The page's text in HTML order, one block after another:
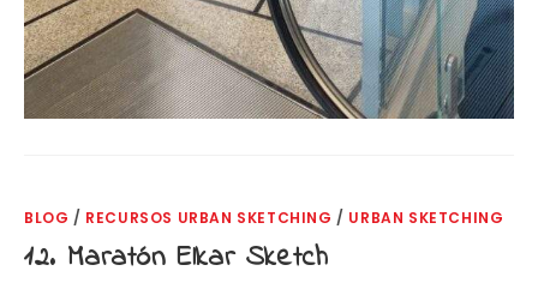
BLOG / RECURSOS URBAN SKETCHING / URBAN SKETCHING
12. Maratón Elkar Sketch